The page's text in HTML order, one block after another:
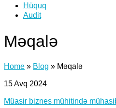
Hüquq
Audit
Məqalə
Home » Blog » Məqalə
15Avq 2024
Müasir biznes mühitində